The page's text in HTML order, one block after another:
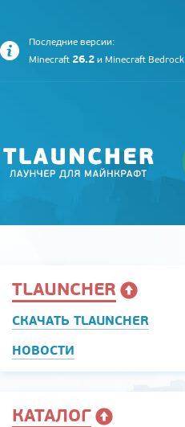
Последние версии:
Minecraft 26.2 и Minecraft Bedrock
TLAUNCHER
СКАЧАТЬ TLAUNCHER
НОВОСТИ
КАТАЛОГ